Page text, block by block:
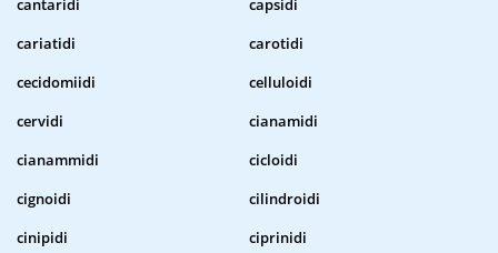
cantaridi
capsidi
cariatidi
carotidi
cecidomiidi
celluloidi
cervidi
cianamidi
cianammidi
cicloidi
cignoidi
cilindroidi
cinipidi
ciprinidi